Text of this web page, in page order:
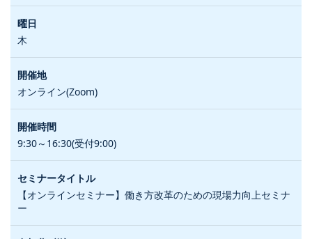
木
オンライン(Zoom)
9:30～16:30(受付9:00)
【オンラインセミナー】働き方改革のための現場力向上セミナ
ー